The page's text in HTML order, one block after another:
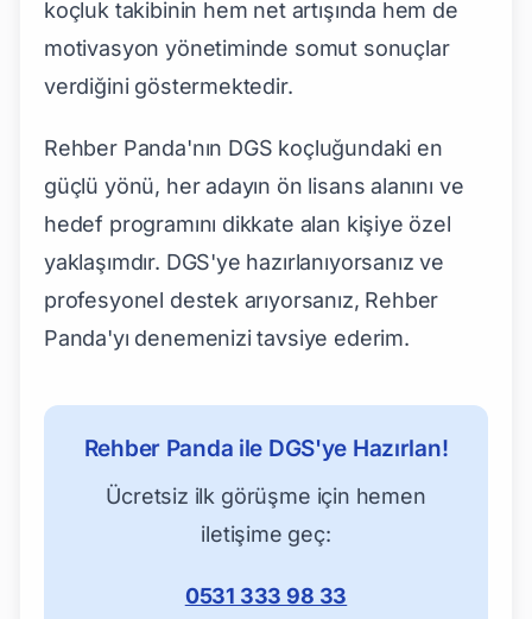
koçluk takibinin hem net artışında hem de
motivasyon yönetiminde somut sonuçlar
verdiğini göstermektedir.
Rehber Panda'nın DGS koçluğundaki en
güçlü yönü, her adayın ön lisans alanını ve
hedef programını dikkate alan kişiye özel
yaklaşımdır. DGS'ye hazırlanıyorsanız ve
profesyonel destek arıyorsanız, Rehber
Panda'yı denemenizi tavsiye ederim.
Rehber Panda ile DGS'ye Hazırlan!
Ücretsiz ilk görüşme için hemen
iletişime geç:
0531 333 98 33